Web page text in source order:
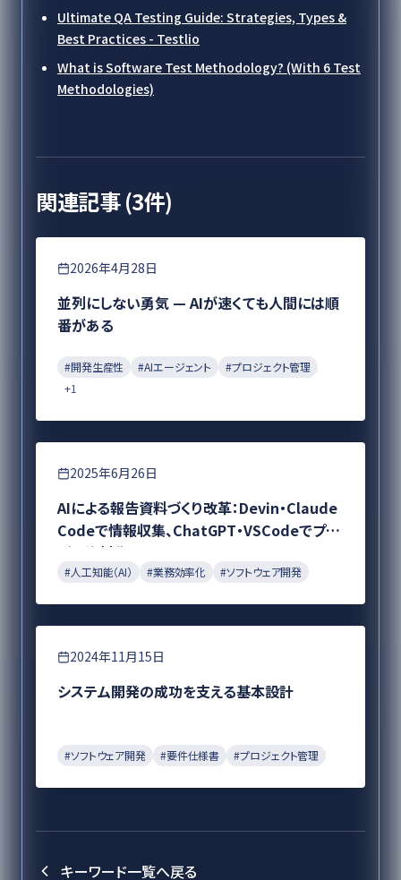
Ultimate QA Testing Guide: Strategies, Types &
Best Practices - Testlio
What is Software Test Methodology? (With 6 Test
Methodologies)
関連記事 (3件)
エンジニアリング
2026年4月28日
並列にしない勇気 — AIが速くても人間には順
番がある
#開発生産性 #AIエージェント #プロジェクト管理
+1
DX2025年6月26日
AIによる報告資料づくり改革：Devin・Claude
Codeで情報収集、ChatGPT・VSCodeでプレ
ゼン資料化
#人工知能（AI） #業務効率化 #ソフトウェア開発
要件定義
2024年11月15日
システム開発の成功を支える基本設計
#ソフトウェア開発 #要件仕様書 #プロジェクト管理
キーワード一覧へ戻る